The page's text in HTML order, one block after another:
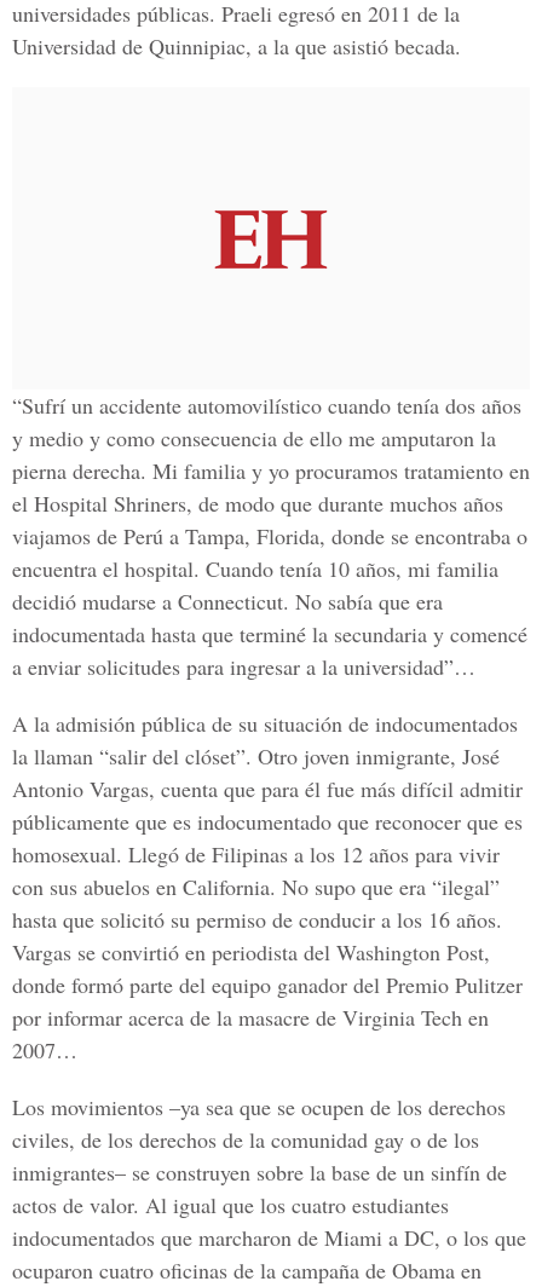
universidades públicas. Praeli egresó en 2011 de la
Universidad de Quinnipiac, a la que asistió becada.
“Sufrí un accidente automovilístico cuando tenía dos años
y medio y como consecuencia de ello me amputaron la
pierna derecha. Mi familia y yo procuramos tratamiento en
el Hospital Shriners, de modo que durante muchos años
viajamos de Perú a Tampa, Florida, donde se encontraba o
encuentra el hospital. Cuando tenía 10 años, mi familia
decidió mudarse a Connecticut. No sabía que era
indocumentada hasta que terminé la secundaria y comencé
a enviar solicitudes para ingresar a la universidad”…
A la admisión pública de su situación de indocumentados
la llaman “salir del clóset”. Otro joven inmigrante, José
Antonio Vargas, cuenta que para él fue más difícil admitir
públicamente que es indocumentado que reconocer que es
homosexual. Llegó de Filipinas a los 12 años para vivir
con sus abuelos en California. No supo que era “ilegal”
hasta que solicitó su permiso de conducir a los 16 años.
Vargas se convirtió en periodista del Washington Post,
donde formó parte del equipo ganador del Premio Pulitzer
por informar acerca de la masacre de Virginia Tech en
2007…
Los movimientos –ya sea que se ocupen de los derechos
civiles, de los derechos de la comunidad gay o de los
inmigrantes– se construyen sobre la base de un sinfín de
actos de valor. Al igual que los cuatro estudiantes
indocumentados que marcharon de Miami a DC, o los que
ocuparon cuatro oficinas de la campaña de Obama en